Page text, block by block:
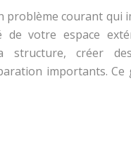
courant qui
votre espace
structure, créer
importants. Ce